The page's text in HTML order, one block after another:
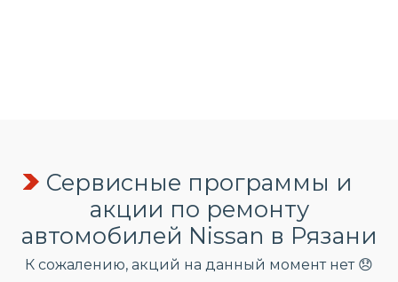
Сервисные программы и
акции по ремонту
автомобилей Nissan в Рязани
К сожалению, акций на данный момент нет 😞